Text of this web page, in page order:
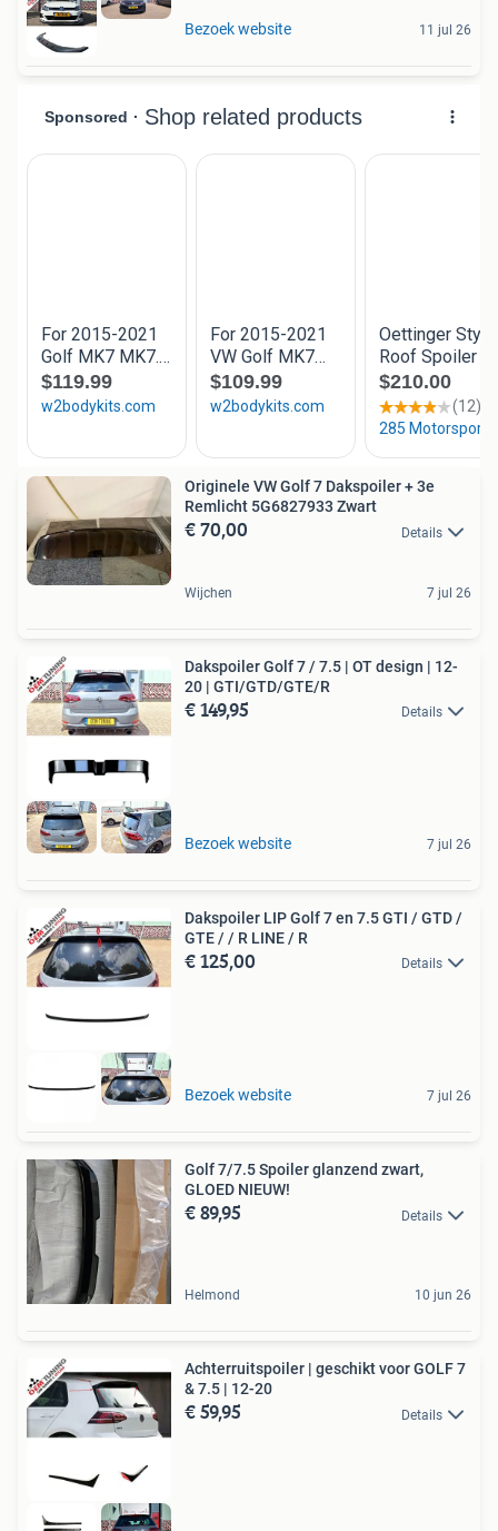
Bezoek website 11 jul 26
Originele VW Golf 7 Dakspoiler + 3e
Remlicht 5G6827933 Zwart
€ 70,00 Details
Wijchen 7 jul 26
Dakspoiler Golf 7 / 7.5 | OT design | 12-
20 | GTI/GTD/GTE/R
€ 149,95 Details
Bezoek website 7 jul 26
Dakspoiler LIP Golf 7 en 7.5 GTI / GTD /
GTE / / R LINE / R
€ 125,00 Details
Bezoek website 7 jul 26
Golf 7/7.5 Spoiler glanzend zwart,
GLOED NIEUW!
€ 89,95 Details
Helmond 10 jun 26
Achterruitspoiler | geschikt voor GOLF 7
& 7.5 | 12-20
€ 59,95 Details